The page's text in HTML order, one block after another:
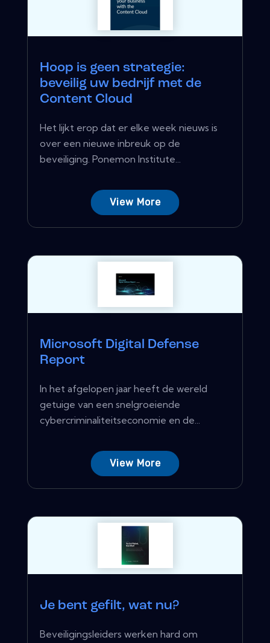
Hoop is geen strategie:
beveilig uw bedrijf met de
Content Cloud
Het lijkt erop dat er elke week nieuws is
over een nieuwe inbreuk op de
beveiliging. Ponemon Institute...
View More
Microsoft Digital Defense
Report
In het afgelopen jaar heeft de wereld
getuige van een snelgroeiende
cybercriminaliteitseconomie en de...
View More
Je bent gefilt, wat nu?
Beveiligingsleiders werken hard om